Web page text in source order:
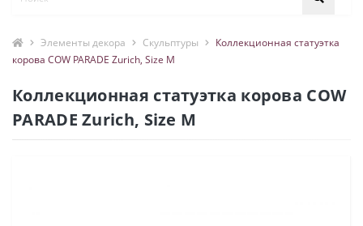
Элементы декора Скульптуры
Коллекционная статуэтка
корова COW PARADE Zurich, Size M
Коллекционная статуэтка корова COW
PARADE Zurich, Size M